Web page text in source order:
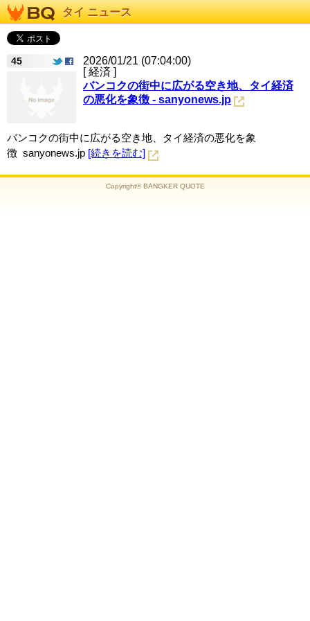
タイ ニュース
45
2026/01/21 (07:04:00)
[ 経済 ]
バンコクの街中に広がる空き地、タイ経済
の悪化を象徴 - sanyonews.jp
バンコクの街中に広がる空き地、タイ経済の悪化を象
徴 sanyonews.jp [続きを読む]
Copyright© BANGKER QUOTE